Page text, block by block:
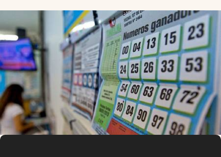
Clase
Clima
Mundial 2026
Eventos Corporativos
El Cronista Studio
Mediakit
abre en nueva pestaña
Argentina